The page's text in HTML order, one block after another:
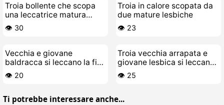
Troia bollente che scopa
una leccatrice matura
pelosa
👁️ 30
Troia in calore scopata da
due mature lesbiche
👁️ 23
Vecchia e giovane
baldracca si leccano la figa
e si fanno scopare con la
lingua
👁️ 20
Troia vecchia arrapata e
giovane lesbica si leccano
la figa e scopano senza
freni
👁️ 25
Ti potrebbe interessare anche...